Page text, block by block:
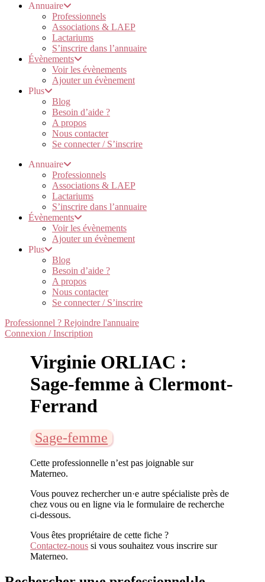
Annuaire
Professionnels
Associations & LAEP
Lactariums
S’inscrire dans l’annuaire
Évènements
Voir les évènements
Ajouter un évènement
Plus
Blog
Besoin d’aide ?
A propos
Nous contacter
Se connecter / S’inscrire
Annuaire
Professionnels
Associations & LAEP
Lactariums
S’inscrire dans l’annuaire
Évènements
Voir les évènements
Ajouter un évènement
Plus
Blog
Besoin d’aide ?
A propos
Nous contacter
Se connecter / S’inscrire
Professionnel ? Rejoindre l'annuaire
Connexion / Inscription
Virginie ORLIAC :
Sage-femme à Clermont-
Ferrand
Sage-femme
Cette professionnelle n’est pas joignable sur
Materneo.
Vous pouvez rechercher un·e autre spécialiste près de
chez vous ou en ligne via le formulaire de recherche
ci-dessous.
Vous êtes propriétaire de cette fiche ?
Contactez-nous si vous souhaitez vous inscrire sur
Materneo.